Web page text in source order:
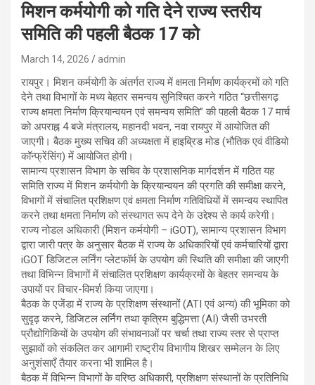
मिशन कर्मयोगी को गति देने राज्य स्तरीय
समिति की पहली बैठक 17 को
March 14, 2026 admin
रायपुर। मिशन कर्मयोगी के अंतर्गत राज्य में क्षमता निर्माण कार्यक्रमों को गति
देने तथा विभागों के मध्य बेहतर समन्वय सुनिश्चित करने गठित “छत्तीसगढ़
राज्य क्षमता निर्माण क्रियान्वयन एवं समन्वय समिति” की पहली बैठक 17 मार्च
को अपराह्न 4 बजे मंत्रालय, महानदी भवन, नवा रायपुर में आयोजित की
जाएगी। बैठक मुख्य सचिव की अध्यक्षता में हाइब्रिड मोड (भौतिक एवं वीडियो
कॉन्फ्रेंसिंग) में आयोजित होगी।
सामान्य प्रशासन विभाग के सचिव के प्रशासनिक मार्गदर्शन में गठित यह
समिति राज्य में मिशन कर्मयोगी के क्रियान्वयन की प्रगति की समीक्षा करने,
विभागों में संचालित प्रशिक्षण एवं क्षमता निर्माण गतिविधियों में समन्वय स्थापित
करने तथा क्षमता निर्माण को संस्थागत रूप देने के उद्देश्य से कार्य करेगी।
राज्य नोडल अधिकारी (मिशन कर्मयोगी – iGOT), सामान्य प्रशासन विभाग
द्वारा जारी पत्र के अनुसार बैठक में राज्य के अधिकारियों एवं कर्मचारियों द्वारा
iGOT डिजिटल लर्निंग प्लेटफॉर्म के उपयोग की स्थिति की समीक्षा की जाएगी
तथा विभिन्न विभागों में संचालित प्रशिक्षण कार्यक्रमों के बेहतर समन्वय के
उपायों पर विचार-विमर्श किया जाएगा।
बैठक के एजेंडा में राज्य के प्रशिक्षण संस्थानों (ATI एवं अन्य) की भूमिका को
सुदृढ़ करने, डिजिटल लर्निंग तथा कृत्रिम बुद्धिमत्ता (AI) जैसी उभरती
प्रौद्योगिकियों के उपयोग की संभावनाओं पर चर्चा तथा राज्य स्तर से प्राप्त
सुझावों को संकलित कर आगामी राष्ट्रीय विभागीय शिखर सम्मेलन के लिए
अनुशंसाएँ तैयार करना भी शामिल है।
बैठक में विभिन्न विभागों के वरिष्ठ अधिकारी, प्रशिक्षण संस्थानों के प्रतिनिधि